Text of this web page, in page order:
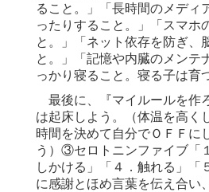
ること。」「長時間のメディ
ったりすること。」「スマホ
と。」「ネット依存を防ぎ、
と。」「記憶や内臓のメンテ
っかり寝ること。寝る子は育
最後に、『マイルールを作
は起床しよう。（体温を高
時間を決めて自分でＯＦＦに
う）③セロトニンファイブ「
しかける」「４．触れる」「
に感謝とほめ言葉を伝え合い